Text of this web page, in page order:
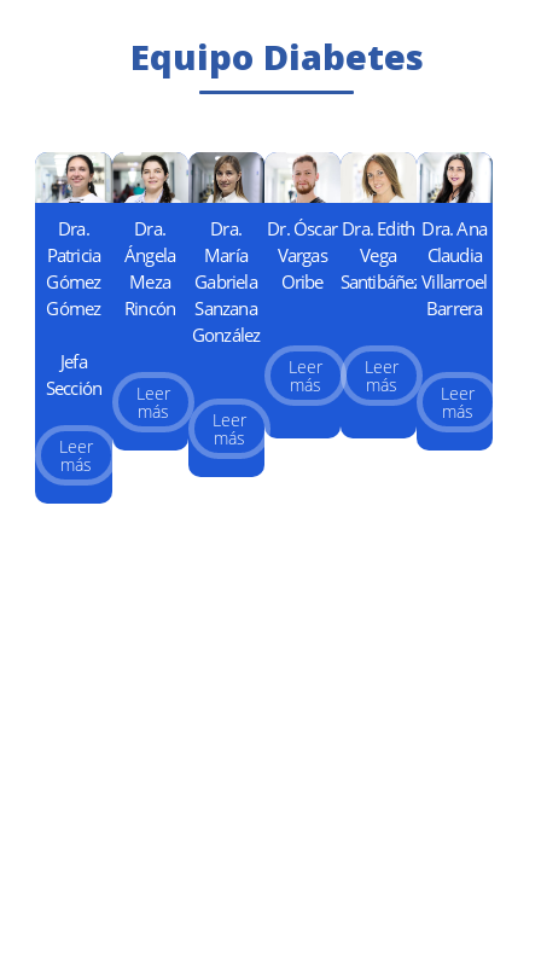
Equipo Diabetes
Dra.
Patricia
Gómez
Gómez
Jefa
Sección
Leer
más
Dra.
Ángela
Meza
Rincón
Leer
más
Dra.
María
Gabriela
Sanzana
González
Leer
más
Dr. Óscar
Vargas
Oribe
Leer
más
Dra. Edith
Vega
Santibáñez
Leer
más
Dra. Ana
Claudia
Villarroel
Barrera
Leer
más